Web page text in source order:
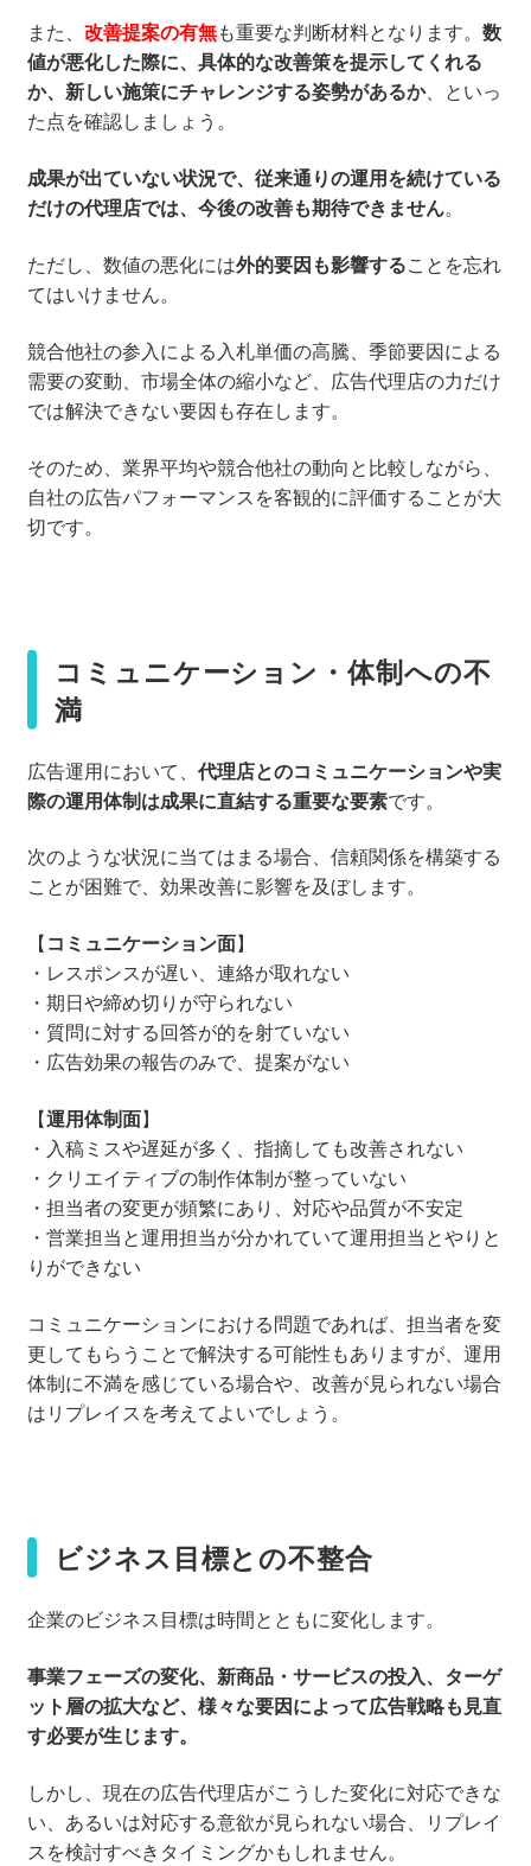
また、 改善提案の有無も重要な判断材料となります。 数
値が悪化した際に、具体的な改善策を提示してくれる
か、新しい施策にチャレンジする姿勢があるか、といっ
た点を確認しましょう。
成果が出ていない状況で、従来通りの運用を続けている
だけの代理店では、今後の改善も期待できません。
ただし、数値の悪化には外的要因も影響することを忘れ
てはいけません。
競合他社の参入による入札単価の高騰、季節要因による
需要の変動、市場全体の縮小など、広告代理店の力だけ
では解決できない要因も存在します。
そのため、業界平均や競合他社の動向と比較しながら、
自社の広告パフォーマンスを客観的に評価することが大
切です。
コミュニケーション・体制への不
満
広告運用において、 代理店とのコミュニケーションや実
際の運用体制は成果に直結する重要な要素です。
次のような状況に当てはまる場合、信頼関係を構築する
ことが困難で、効果改善に影響を及ぼします。
【 コミュニケーション面】
・レスポンスが遅い、連絡が取れない
・期日や締め切りが守られない
・質問に対する回答が的を射ていない
・広告効果の報告のみで、提案がない
【運用体制面】
・入稿ミスや遅延が多く、指摘しても改善されない
・クリエイティブの制作体制が整っていない
・担当者の変更が頻繁にあり、対応や品質が不安定
・営業担当と運用担当が分かれていて運用担当とやりと
りができない
コミュニケーションにおける問題であれば、担当者を変
更してもらうことで解決する可能性もありますが、運用
体制に不満を感じている場合や、改善が見られない場合
はリプレイスを考えてよいでしょう。
ビジネス目標との不整合
企業のビジネス目標は時間とともに変化します。
事業フェーズの変化、新商品・サービスの投入、ターゲ
ット層の拡大など、様々な要因によって広告戦略も見直
す必要が生じます。
しかし、現在の広告代理店がこうした変化に対応できな
い、あるいは対応する意欲が見られない場合、リプレイ
スを検討すべきタイミングかもしれません。